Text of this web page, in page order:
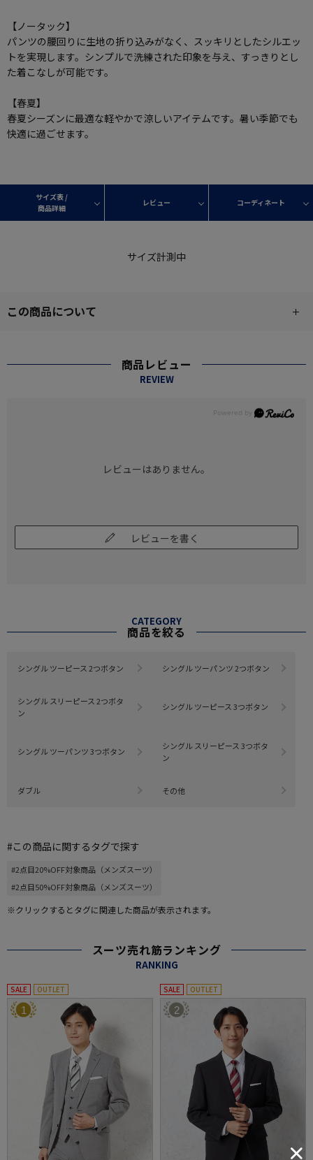
【ノータック】
パンツの腰回りに生地の折り込みがなく、スッキリとしたシルエッ
トを実現します。シンプルで洗練された印象を与え、すっきりとし
た着こなしが可能です。
【春夏】
春夏シーズンに最適な軽やかで涼しいアイテムです。暑い季節でも
快適に過ごせます。
サイズ表 /
商品詳細
レビュー コーディネート
サイズ計測中
この商品について
商品レビュー
REVIEW
レビューはありません。
レビューを書く
CATEGORY
商品を絞る
シングル ツーピース 2つボタン シングル ツーパンツ 2つボタン
シングル スリーピース 2つボタ
ン
シングル ツーピース 3つボタン
シングル ツーパンツ 3つボタン
シングル スリーピース 3つボタ
ン
ダブル その他
#この商品に関するタグで探す
#2点目20%OFF対象商品（メンズスーツ）
#2点目50%OFF対象商品（メンズスーツ）
※クリックするとタグに関連した商品が表示されます。
スーツ売れ筋ランキング
RANKING
SALE OUTLET
1
SALE OUTLET
2